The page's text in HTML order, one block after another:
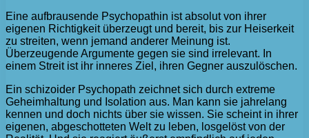
Eine aufbrausende Psychopathin ist absolut von ihrer
eigenen Richtigkeit überzeugt und bereit, bis zur Heiserkeit
zu streiten, wenn jemand anderer Meinung ist.
Überzeugende Argumente gegen sie sind irrelevant. In
einem Streit ist ihr inneres Ziel, ihren Gegner auszulöschen.
Ein schizoider Psychopath zeichnet sich durch extreme
Geheimhaltung und Isolation aus. Man kann sie jahrelang
kennen und doch nichts über sie wissen. Sie scheint in ihrer
eigenen, abgeschotteten Welt zu leben, losgelöst von der